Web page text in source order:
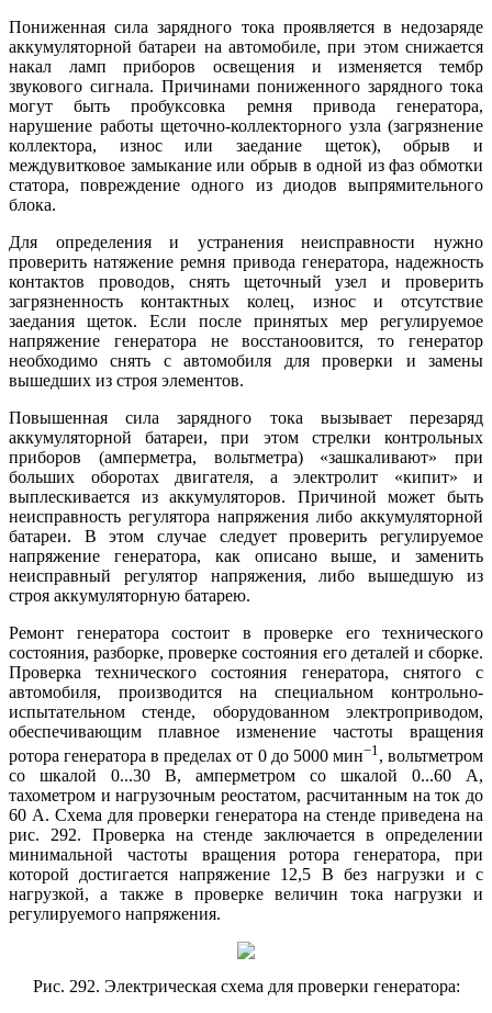
Пониженная сила зарядного тока проявляется в недозаряде
аккумуляторной батареи на автомобиле, при этом снижается
накал ламп приборов освещения и изменяется тембр
звукового сигнала. Причинами пониженного зарядного тока
могут быть пробуксовка ремня привода генератора,
нарушение работы щеточно-коллекторного узла (загрязнение
коллектора, износ или заедание щеток), обрыв и
междувитковое замыкание или обрыв в одной из фаз обмотки
статора, повреждение одного из диодов выпрямительного
блока.
Для определения и устранения неисправности нужно
проверить натяжение ремня привода генератора, надежность
контактов проводов, снять щеточный узел и проверить
загрязненность контактных колец, износ и отсутствие
заедания щеток. Если после принятых мер регулируемое
напряжение генератора не восстаноовится, то генератор
необходимо снять с автомобиля для проверки и замены
вышедших из строя элементов.
Повышенная сила зарядного тока вызывает перезаряд
аккумуляторной батареи, при этом стрелки контрольных
приборов (амперметра, вольтметра) «зашкаливают» при
больших оборотах двигателя, а электролит «кипит» и
выплескивается из аккумуляторов. Причиной может быть
неисправность регулятора напряжения либо аккумуляторной
батареи. В этом случае следует проверить регулируемое
напряжение генератора, как описано выше, и заменить
неисправный регулятор напряжения, либо вышедшую из
строя аккумуляторную батарею.
Ремонт генератора состоит в проверке его технического
состояния, разборке, проверке состояния его деталей и сборке.
Проверка технического состояния генератора, снятого с
автомобиля, производится на специальном контрольно-
испытательном стенде, оборудованном электроприводом,
обеспечивающим плавное изменение частоты вращения
ротора генератора в пределах от 0 до 5000 мин−1 , вольтметром
со шкалой 0...30 В, амперметром со шкалой 0...60 А,
тахометром и нагрузочным реостатом, расчитанным на ток до
60 А. Схема для проверки генератора на стенде приведена на
рис. 292. Проверка на стенде заключается в определении
минимальной частоты вращения ротора генератора, при
которой достигается напряжение 12,5 В без нагрузки и с
нагрузкой, а также в проверке величин тока нагрузки и
регулируемого напряжения.
Рис. 292. Электрическая схема для проверки генератора: